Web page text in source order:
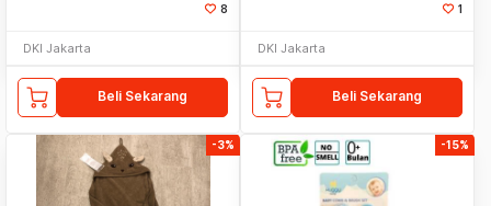
8
DKI Jakarta
Beli Sekarang
1
DKI Jakarta
Beli Sekarang
-3% -15%